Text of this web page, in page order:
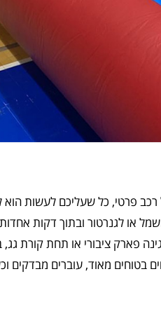
רכב פרטי, כל שעליכם לעשות
או לגנרטור ובתוך דקות
פארק ציבורי או תחת קורת
מאוד, עוברים מבדקים